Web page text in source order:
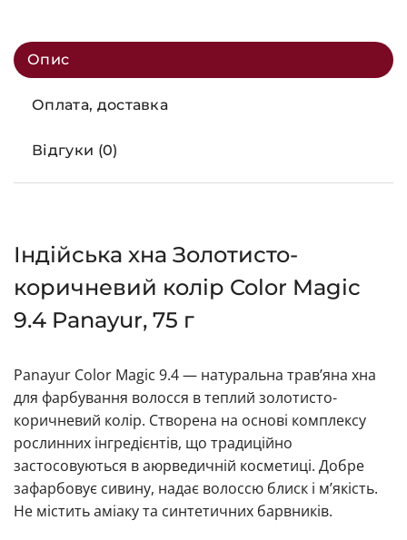
Опис
Оплата, доставка
Відгуки (0)
Індійська хна Золотисто-
коричневий колір Color Magic
9.4 Panayur, 75 г
Panayur Color Magic 9.4 — натуральна трав’яна хна
для фарбування волосся в теплий золотисто-
коричневий колір. Створена на основі комплексу
рослинних інгредієнтів, що традиційно
застосовуються в аюрведичній косметиці. Добре
зафарбовує сивину, надає волоссю блиск і м’якість.
Не містить аміаку та синтетичних барвників.